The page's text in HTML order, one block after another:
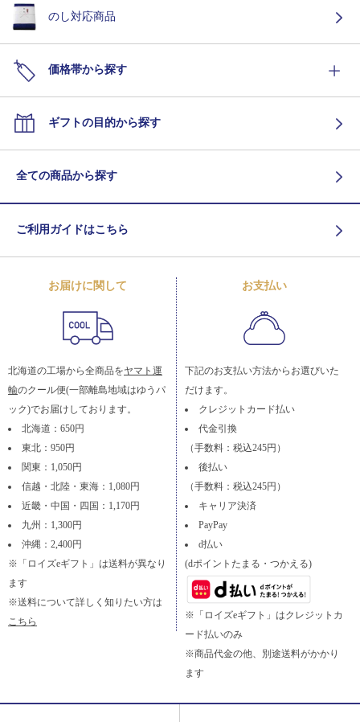
のし対応商品
価格帯から探す
ギフトの目的から探す
全ての商品から探す
ご利用ガイドはこちら
お届けに関して
北海道の工場から全商品をヤマト運
輸のクール便(一部離島地域はゆうパ
ック)でお届けしております。
北海道：650円
東北：950円
関東：1,050円
信越・北陸・東海：1,080円
近畿・中国・四国：1,170円
九州：1,300円
沖縄：2,400円
※「ロイズeギフト」は送料が異なり
ます
※送料について詳しく知りたい方は
こちら
お支払い
下記のお支払い方法からお選びいた
だけます。
クレジットカード払い
代金引換
（手数料：税込245円）
後払い
（手数料：税込245円）
キャリア決済
PayPay
d払い
(dポイントたまる・つかえる)
※「ロイズeギフト」はクレジットカ
ード払いのみ
※商品代金の他、別途送料がかかり
ます